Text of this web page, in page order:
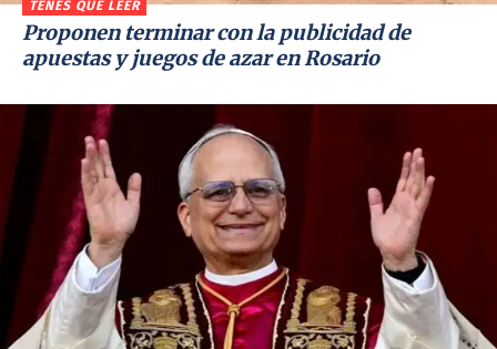
TENÉS QUE LEER
Proponen terminar con la publicidad de
apuestas y juegos de azar en Rosario